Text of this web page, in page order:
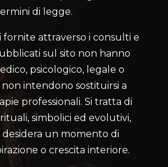
di legge.
fornite attraverso i consulti e
sul sito non hanno
psicologico, legale o
non intendono sostituirsi a
professionali. Si tratta di
simbolici ed evolutivi,
desidera un momento di
o crescita interiore.